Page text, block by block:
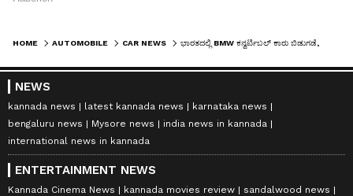
HOME AUTOMOBILE CAR NEWS
NEWS
kannada news latest kannada news
karnataka news
bengaluru news
Mysore news
india news in kannada
international news in kannada
ENTERTAINMENT NEWS
Kannada Cinema News kannada movies review
sandalwood news